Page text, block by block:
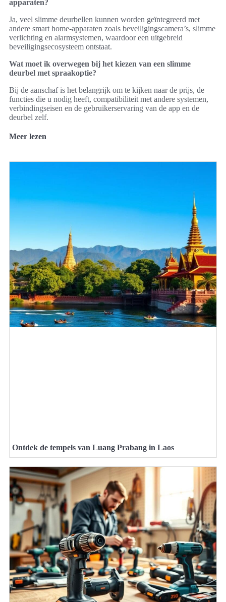
apparaten?
Ja, veel slimme deurbellen kunnen worden geïntegreerd met
andere smart home-apparaten zoals beveiligingscamera’s, slimme
verlichting en alarmsystemen, waardoor een uitgebreid
beveiligingsecosysteem ontstaat.
Wat moet ik overwegen bij het kiezen van een slimme
deurbel met spraakoptie?
Bij de aanschaf is het belangrijk om te kijken naar de prijs, de
functies die u nodig heeft, compatibiliteit met andere systemen,
verbindingseisen en de gebruikerservaring van de app en de
deurbel zelf.
Meer lezen
Ontdek de tempels van Luang Prabang in Laos